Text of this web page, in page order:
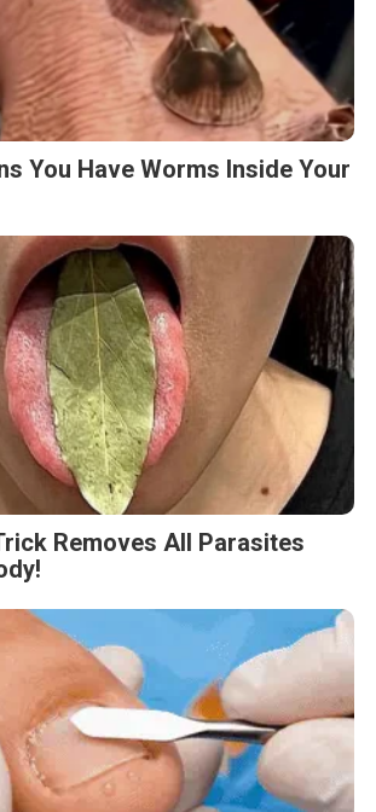
You Have Worms Inside Your
Removes All Parasites